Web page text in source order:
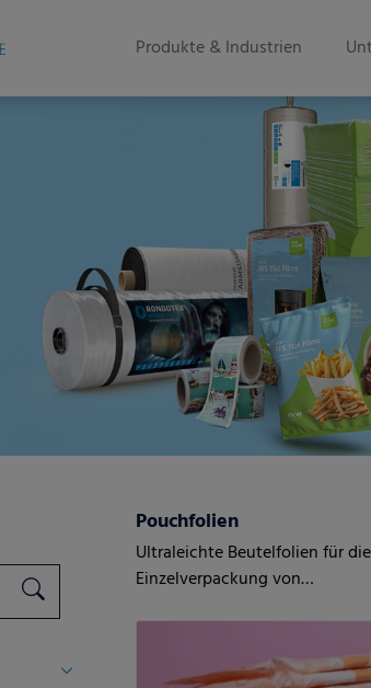
Produkte & Industrien
Pouchfolien
Ultraleichte Beutelfolien für die
Einzelverpackung von